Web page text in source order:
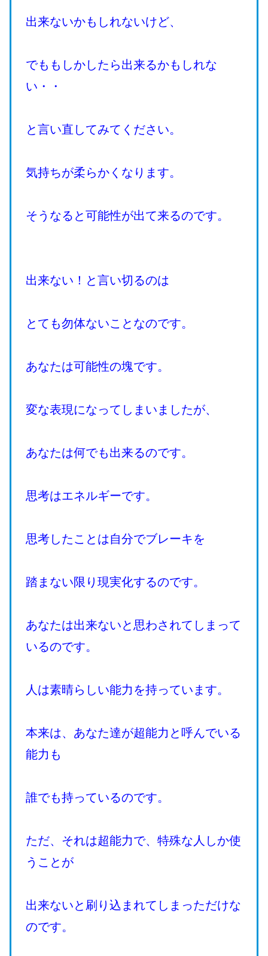
出来ないかもしれないけど、
でももしかしたら出来るかもしれな
い・・
と言い直してみてください。
気持ちが柔らかくなります。
そうなると可能性が出て来るのです。
出来ない！と言い切るのは
とても勿体ないことなのです。
あなたは可能性の塊です。
変な表現になってしまいましたが、
あなたは何でも出来るのです。
思考はエネルギーです。
思考したことは自分でブレーキを
踏まない限り現実化するのです。
あなたは出来ないと思わされてしまって
いるのです。
人は素晴らしい能力を持っています。
本来は、あなた達が超能力と呼んでいる
能力も
誰でも持っているのです。
ただ、それは超能力で、特殊な人しか使
うことが
出来ないと刷り込まれてしまっただけな
のです。